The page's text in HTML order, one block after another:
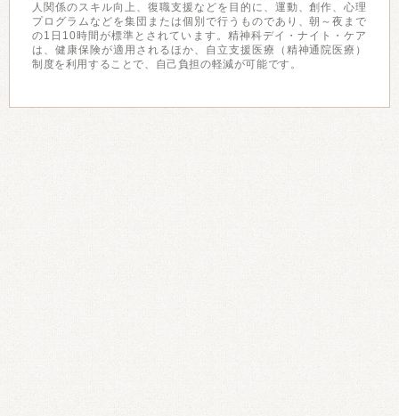
人関係のスキル向上、復職支援などを目的に、運動、創作、心理
プログラムなどを集団または個別で行うものであり、朝～夜まで
の1日10時間が標準とされています。精神科デイ・ナイト・ケア
は、健康保険が適用されるほか、自立支援医療（精神通院医療）
制度を利用することで、自己負担の軽減が可能です。